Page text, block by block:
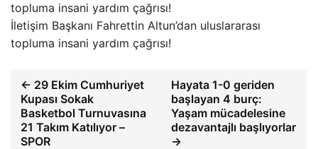
İletişim Başkanı Fahrettin Altun’dan uluslararası
topluma insani yardım çağrısı!
← 29 Ekim Cumhuriyet
Kupası Sokak
Basketbol Turnuvasına
21 Takım Katılıyor –
SPOR
Hayata 1-0 geriden
başlayan 4 burç:
Yaşam mücadelesine
dezavantajlı başlıyorlar
→